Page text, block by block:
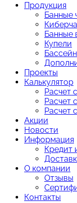
Продукция
Банные
Банные
Купели
Проекты
Калькулятор
Расчет
Расчет
Расчет
Акции
Новости
Информация
Кредит
О компании
Отзывы
Контакты